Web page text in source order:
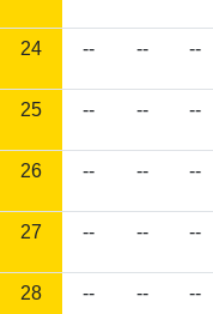
24 -- -- --
25 -- -- --
26 -- -- --
27 -- -- --
28 -- -- --